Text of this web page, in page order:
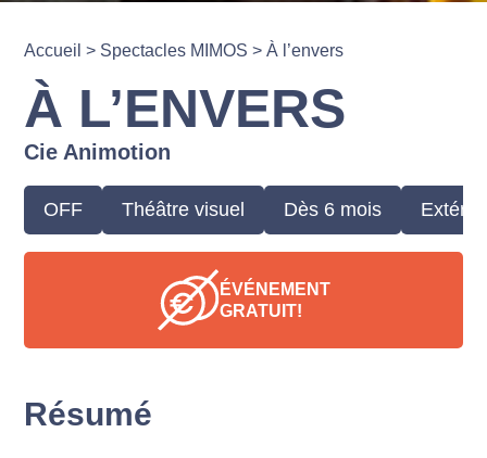
Accueil > Spectacles MIMOS >À l’envers
À L’ENVERS
Cie Animotion
OFF Théâtre visuel Dès 6 mois
ÉVÉNEMENT
GRATUIT!
Résumé